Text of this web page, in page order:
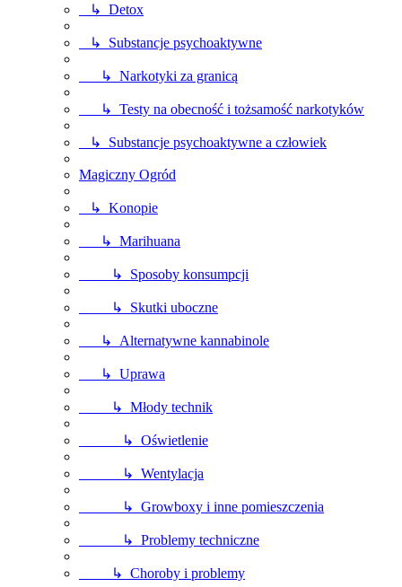
↳ Detox
↳ Substancje psychoaktywne
↳ Narkotyki za granicą
↳ Testy na obecność i tożsamość narkotyków
↳ Substancje psychoaktywne a człowiek
Magiczny Ogród
↳ Konopie
↳ Marihuana
↳ Sposoby konsumpcji
↳ Skutki uboczne
↳ Alternatywne kannabinole
↳ Uprawa
↳ Młody technik
↳ Oświetlenie
↳ Wentylacja
↳ Growboxy i inne pomieszczenia
↳ Problemy techniczne
↳ Choroby i problemy